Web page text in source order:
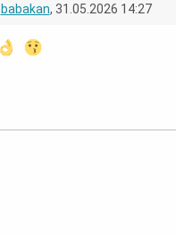
babakan, 31.05.2026 14:27